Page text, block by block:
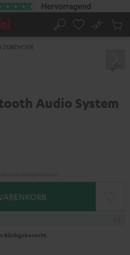
Suche
No
ZUBEHOER
Audio System
Rückgaberecht